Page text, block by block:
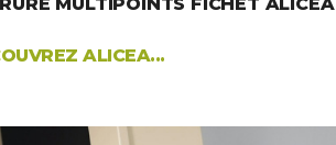
MULTIPOINTS FICHET ALICEA
ALICEA...